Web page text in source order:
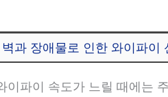
벽과 장애물로 인한 와이파이
이파이 속도가 느릴 때에는